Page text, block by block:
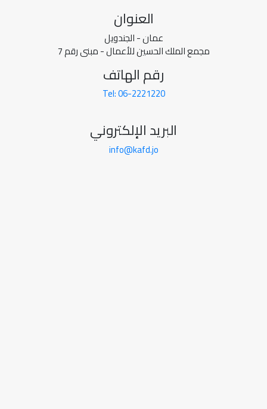
العنوان
عمان - الجندويل
مجمع الملك الحسين للأعمال - مبنى رقم 7
رقم الهاتف
Tel: 06-2221220
البريد الإلكتروني
info@kafd.jo